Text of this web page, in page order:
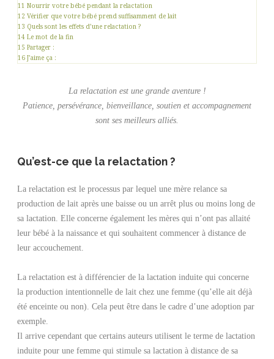
11 Nourrir votre bébé pendant la relactation
12 Vérifier que votre bébé prend suffisamment de lait
13 Quels sont les effets d’une relactation ?
14 Le mot de la fin
15 Partager :
16 J’aime ça :
La relactation est une grande aventure !
Patience, persévérance, bienveillance, soutien et accompagnement
sont ses meilleurs alliés.
Qu’est-ce que la relactation ?
La relactation est le processus par lequel une mère relance sa
production de lait après une baisse ou un arrêt plus ou moins long de
sa lactation. Elle concerne également les mères qui n’ont pas allaité
leur bébé à la naissance et qui souhaitent commencer à distance de
leur accouchement.
La relactation est à différencier de la lactation induite qui concerne
la production intentionnelle de lait chez une femme (qu’elle ait déjà
été enceinte ou non). Cela peut être dans le cadre d’une adoption par
exemple.
Il arrive cependant que certains auteurs utilisent le terme de lactation
induite pour une femme qui stimule sa lactation à distance de sa